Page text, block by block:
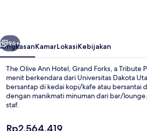
Forks,
a
Tribute
Portfolio
Hotel
Berikutnya
96+
RingkasanKamarLokasiKebijakan
The Olive Ann Hotel, Grand Forks, a Tribute
menit berkendara dari Universitas Dakota
bersantap di kedai kopi/kafe atau bersantai
dengan manikmati minuman dari bar/
staf.
Harga
Rp2.564.419